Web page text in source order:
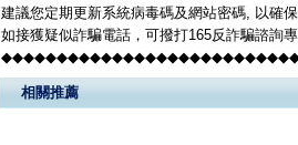
建議您定期更新系統病毒碼及網站密碼, 以確
如接獲疑似詐騙電話，可撥打165反詐騙諮詢
相關推薦